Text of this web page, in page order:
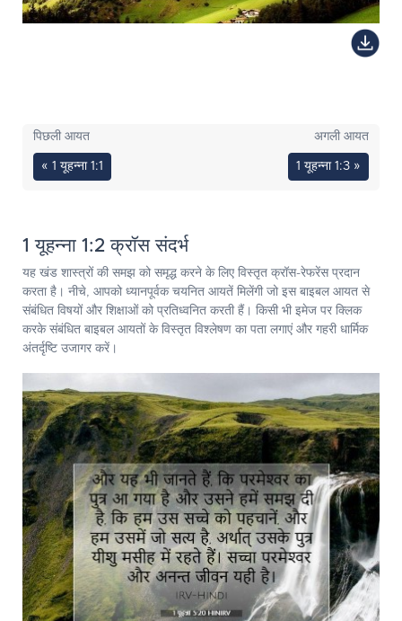
पिछली आयत
« 1 यूहन्ना 1:1
अगली आयत
1 यूहन्ना 1:3 »
1 यूहन्ना 1:2 क्रॉस संदर्भ
यह खंड शास्त्रों की समझ को समृद्ध करने के लिए विस्तृत क्रॉस-रेफरेंस प्रदान
करता है। नीचे, आपको ध्यानपूर्वक चयनित आयतें मिलेंगी जो इस बाइबल आयत से
संबंधित विषयों और शिक्षाओं को प्रतिध्वनित करती हैं। किसी भी इमेज पर क्लिक
करके संबंधित बाइबल आयतों के विस्तृत विश्लेषण का पता लगाएं और गहरी धार्मिक
अंतर्दृष्टि उजागर करें।